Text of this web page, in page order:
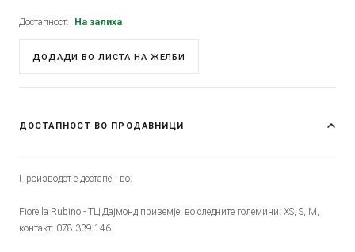
Достапност: На залиха
ДОДАДИ ВО ЛИСТА НА ЖЕЛБИ
ДОСТАПНОСТ ВО ПРОДАВНИЦИ
Производот е достапен во:
Fiorella Rubino - ТЦ Дајмонд приземје, во следните големини: XS, S, M,
контакт: 078 339 146